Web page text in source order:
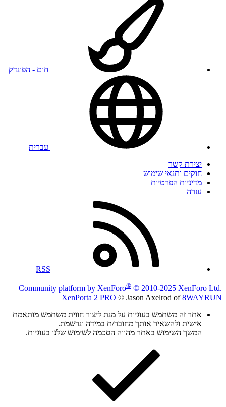
חום - הפונדק
עברית
יצירת קשר
חוקים ותנאי שימוש
מדיניות הפרטיות
עזרה
RSS
Community platform by XenForo® © 2010-2025 XenForo Ltd.
XenPorta 2 PRO © Jason Axelrod of8WAYRUN
אתר זה משתמש בעוגיות על מנת ליצור חווית משתמש מותאמת
אישית ולהשאיר אותך מחובר/ת במידה ונרשמת.
המשך השימוש באתר מהווה הסכמה לשימוש שלנו בעוגיות.